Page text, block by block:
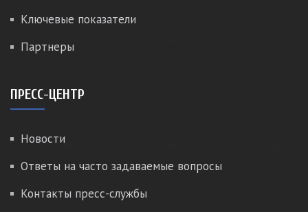
Ключевые показатели
Партнеры
ПРЕСС-ЦЕНТР
Новости
Ответы на часто задаваемые вопросы
Контакты пресс-службы